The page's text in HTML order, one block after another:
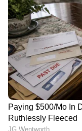
ജന്തർ മന്തർ
അടച്ചുപൂട്ടുന്നില്ലെന്ന്
ദില്ലി
മോഹൻ ലാലിന്
ഇന്നത്തെ
ക്ഷമ